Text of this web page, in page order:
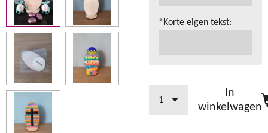
*Korte eigen tekst:
In
winkelwagen